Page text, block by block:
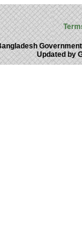
Updated by